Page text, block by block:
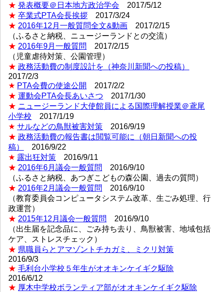
★ 発表概要＠日本地方政治学会
2017/5/12
★ 卒業式PTA会長挨拶
2017/3/24
★ 2016年12月一般質問全文&動画
2017/2/15
（ふるさと納税、ニュージーランドとの交流）
★ 2016年9月一般質問
2017/2/15
（児童虐待対策、公園管理）
★ 政務活動費の制度設計を（神奈川新聞への投稿）
2017/2/3
★ PTA会費の使途公開
2017/2/2
★ 運動会PTA会長あいさつ
2017/1/30
★ ニュージーランド大使館員による国際理解授業＠鳶尾
小学校
2017/1/19
★ サルなどの鳥獣被害対策
2016/9/19
★ 政務活動費の報告書は閲覧可能に（朝日新聞への投
稿）
2016/9/22
★ 露出狂対策
2016/9/11
★ 2016年6月議会一般質問
2016/9/10
（ふるさと納税、あつぎこどもの森公園、過去の質問）
★ 2016年2月議会一般質問
2016/9/10
（教育委員会コンピュータシステム改革、生ごみ処理、行
政運営）
★ 2015年12月議会一般質問
2016/9/10
（出生届を記念品に、ごみ持ち去り、鳥獣被害、地域包括
ケア、ストレスチェック）
★ 県職員らとアマゾントチカガミ、ミクリ対策
2016/9/3
★ 毛利台小学校５年生がオオキンケイギク駆除
2016/6/12
★ 厚木中学校ボランティア部がオオキンケイギク駆除